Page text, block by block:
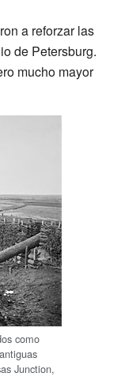
a reforzar las
de Petersburg.
mucho mayor
como
Junction,